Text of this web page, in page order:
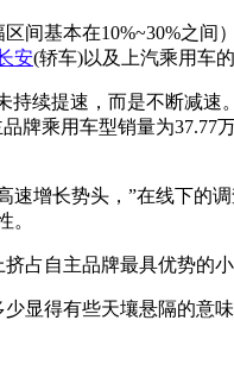
间基本在10%~30%之
安(轿车)以及上汽乘用车
续提速，而是不断减
牌乘用车型销量为
增长势头，”在线下
。
占自主品牌最具优势的
显得有些天壤悬隔的意